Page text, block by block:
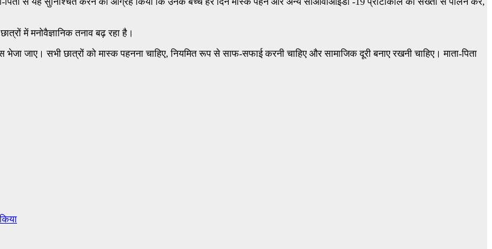
में मनोवैज्ञानिक तनाव बढ़ रहा है।
जाए। सभी छात्रों को मास्क पहनना चाहिए, नियमित रूप से साफ-सफाई करनी चाहिए और सामाजिक दूरी बनाए रखनी चाहिए। माता-पिता